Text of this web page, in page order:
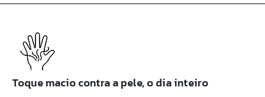
Toque macio contra a pele, o dia inteiro